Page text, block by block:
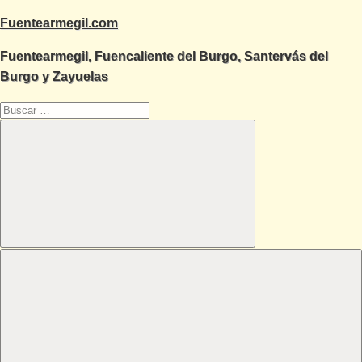
Saltar
contenido
Fuentearmegil.com
Fuentearmegil, Fuencaliente del Burgo, Santervás del
Burgo y Zayuelas
Buscar:
Buscar